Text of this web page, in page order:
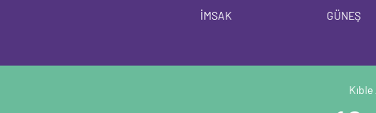
İMSAK GÜNEŞ
Kıble